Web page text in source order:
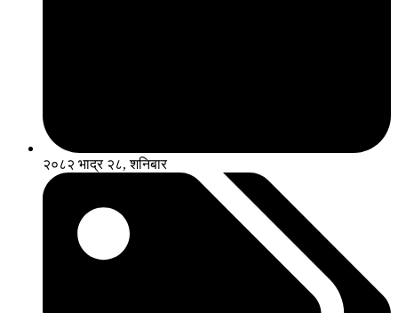
२०८२ भाद्र २८, शनिबार